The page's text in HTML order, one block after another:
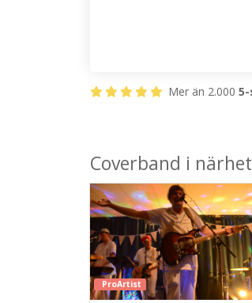
Mer än 2.000
Coverband i
ProArtist